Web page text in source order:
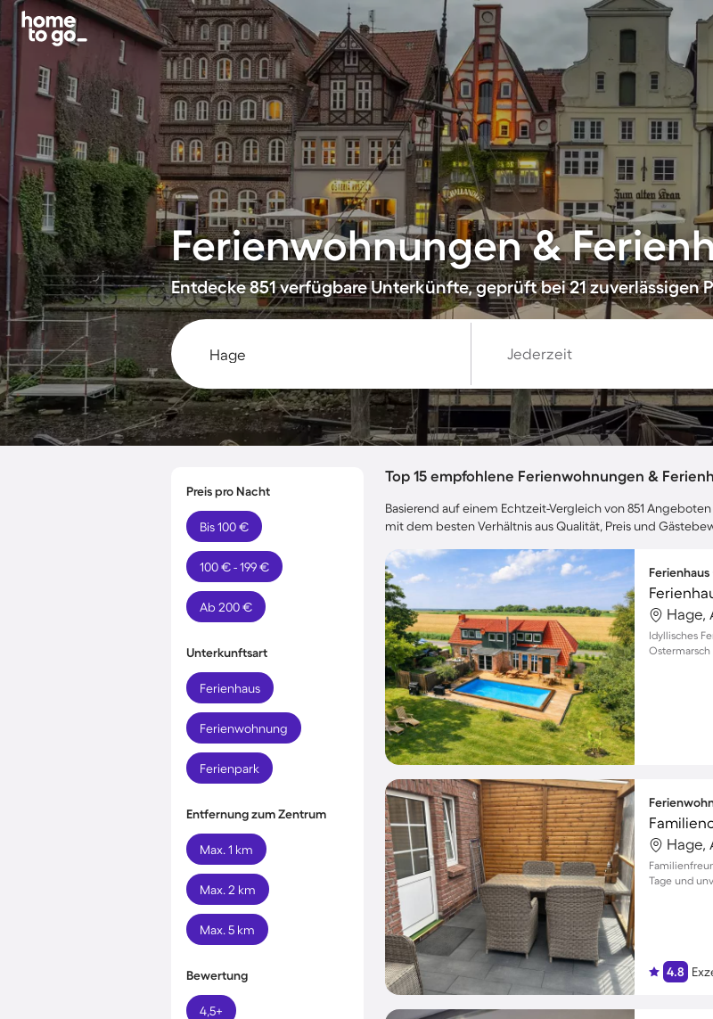
Ferienwohnungen &
Entdecke 851 verfügbare Unterkünfte, geprüft bei 21 zuverlässigen
Jederzeit
Preis pro Nacht
Bis 100 €
100 € - 199 €
Ab 200 €
Unterkunftsart
Ferienhaus
Ferienwohnung
Ferienpark
Entfernung zum Zentrum
Max. 1 km
Max. 2 km
Max. 5 km
Bewertung
4,5+
Top 15 empfohlene Ferienwohnungen &
Basierend auf einem Echtzeit-Vergleich von 851
mit dem besten Verhältnis aus Qualität, Preis und
Ferienhaus
Hage,
Idyllisches
Hage,
Tage und
4.8